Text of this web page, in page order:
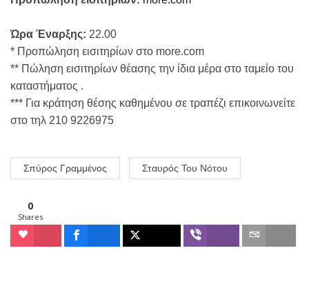
Ώρα Έναρξης: 22.00
* Προπώληση εισιτηρίων στο more.com
** Πώληση εισιτηρίων θέασης την ίδια μέρα στο ταμείο του
καταστήματος .
*** Για κράτηση θέσης καθημένου σε τραπέζι επικοινωνείτε
στο τηλ 210 9226975
Σπύρος Γραμμένος Σταυρός Του Νότου
0
Shares